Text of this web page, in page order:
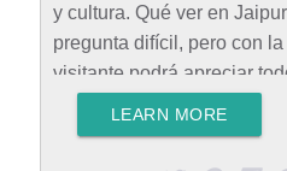
y cultura. Qué ver en
pregunta difícil, pero con la
visitante podrá apreciar
es la forma más
LEARN MORE